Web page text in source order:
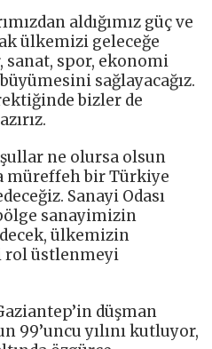
aldığımız güç ve
ülkemizi geleceğe
sanat, spor, ekonomi
sağlayacağız.
bizler de
ne olursa olsun
müreffeh bir Türkiye
Sanayi Odası
sanayimizin
ülkemizin
rol üstlenmeyi
düşman
99’uncu yılını kutluyor,